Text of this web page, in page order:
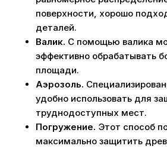
поверхности, хорошо
деталей.
Валик. С помощью валика
эффективно обрабатывать
площади.
Аэрозоль.
удобно использовать для
труднодоступных мест.
Погружение. Этот способ
максимально защитить